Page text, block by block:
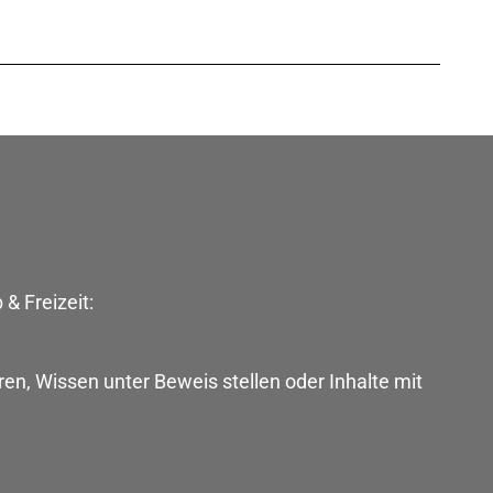
Freizeit:
Wissen unter Beweis stellen oder Inhalte mit